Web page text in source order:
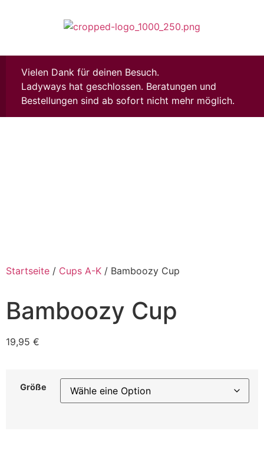
Vielen Dank für deinen Besuch.
Ladyways hat geschlossen. Beratungen und
Bestellungen sind ab sofort nicht mehr möglich.
Startseite / Cups A-K / Bamboozy Cup
Bamboozy Cup
19,95 €
Größe